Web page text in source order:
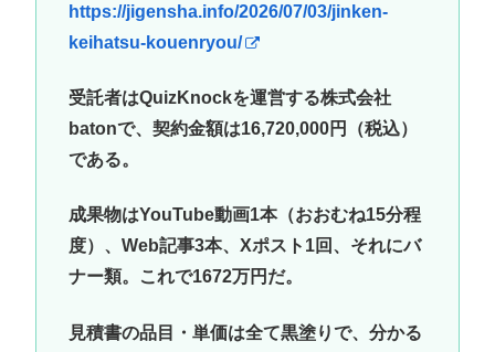
https://jigensha.info/2026/07/03/jinken-
keihatsu-kouenryou/
受託者はQuizKnockを運営する株式会社
batonで、契約金額は16,720,000円（税込）
である。
成果物はYouTube動画1本（おおむね15分程
度）、Web記事3本、Xポスト1回、それにバ
ナー類。これで1672万円だ。
見積書の品目・単価は全て黒塗りで、分かる